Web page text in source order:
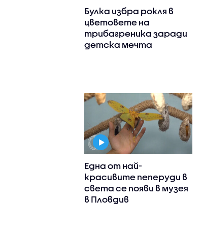
Булка избра рокля в
цветовете на
трибагреника заради
детска мечта
Една от най-
красивите пеперуди в
света се появи в музея
в Пловдив